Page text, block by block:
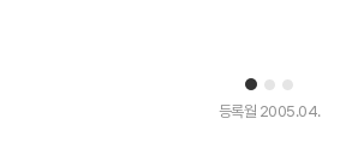
1 2 3
등록월 2005.04.